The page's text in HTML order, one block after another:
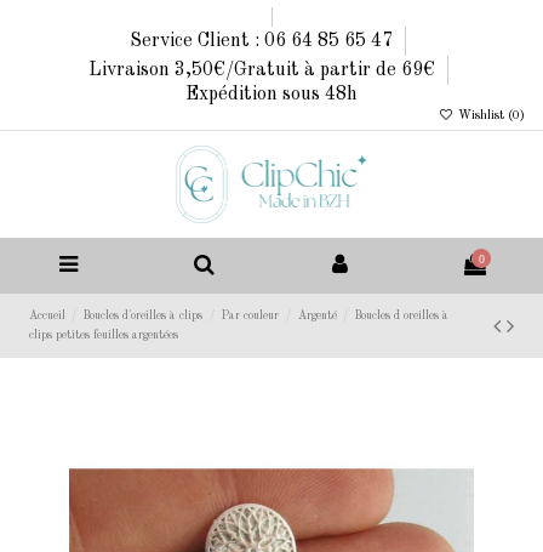
Service Client : 06 64 85 65 47
Livraison 3,50€/Gratuit à partir de 69€
Expédition sous 48h
Wishlist (0 )
0
Accueil Boucles d'oreilles à clips Par couleur Argenté
Boucles d oreilles à
clips petites feuilles argentées